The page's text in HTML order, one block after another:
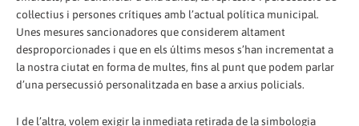
col·lectius i persones crítiques amb l’actual política municipal.
Unes mesures sancionadores que considerem altament
desproporcionades i que en els últims mesos s’han incrementat a
la nostra ciutat en forma de multes, fins al punt que podem parlar
d’una persecussió personalitzada en base a arxius policials.
I de l’altra, volem exigir la inmediata retirada de la simbologia